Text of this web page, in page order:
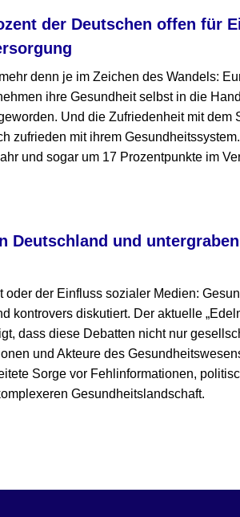
der Deutschen offen für
denn je im Zeichen des Wandels:
ihre Gesundheit selbst in die
Und die Zufriedenheit mit dem
zufrieden mit ihrem
und sogar um 17 Prozentpunkte im
Deutschland und
der Einfluss sozialer Medien:
kontrovers diskutiert. Der aktuelle
dass diese Debatten nicht nur
und Akteure des
Sorge vor Fehlinformationen,
Gesundheitslandschaft.